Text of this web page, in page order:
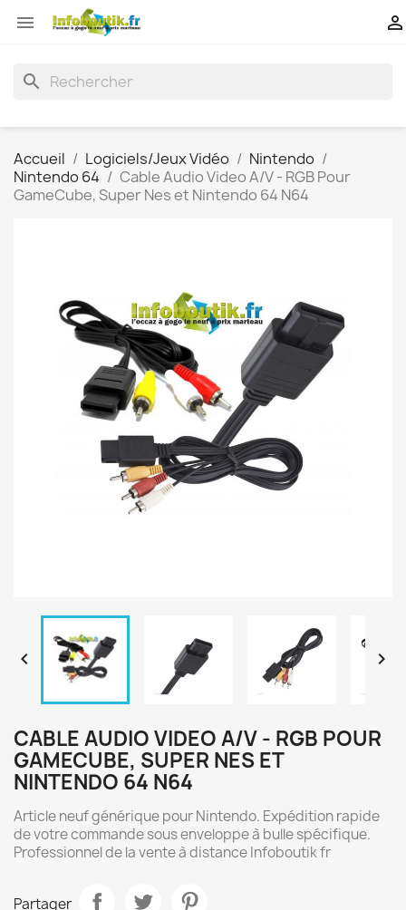
 
search
Accueil Logiciels/Jeux Vidéo
Nintendo
Nintendo 64
Cable Audio Video A/V - RGB Pour
GameCube, Super Nes et Nintendo 64 N64
 
CABLE AUDIO VIDEO A/V - RGB POUR
GAMECUBE, SUPER NES ET
NINTENDO 64 N64
Article neuf générique pour Nintendo. Expédition rapide
de votre commande sous enveloppe à bulle spécifique.
Professionnel de la vente à distance Infoboutik fr
Partager